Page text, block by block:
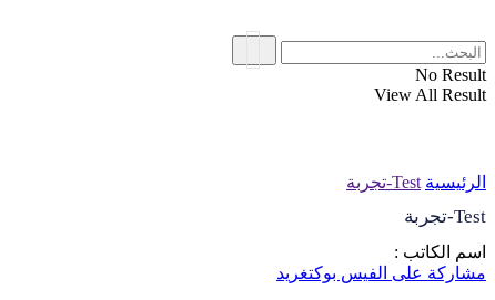
No Result
View All Result
الرئيسية Test-تجربة
Test-تجربة
اسم الكاتب :
مشاركة على الفيس بوكتغريد